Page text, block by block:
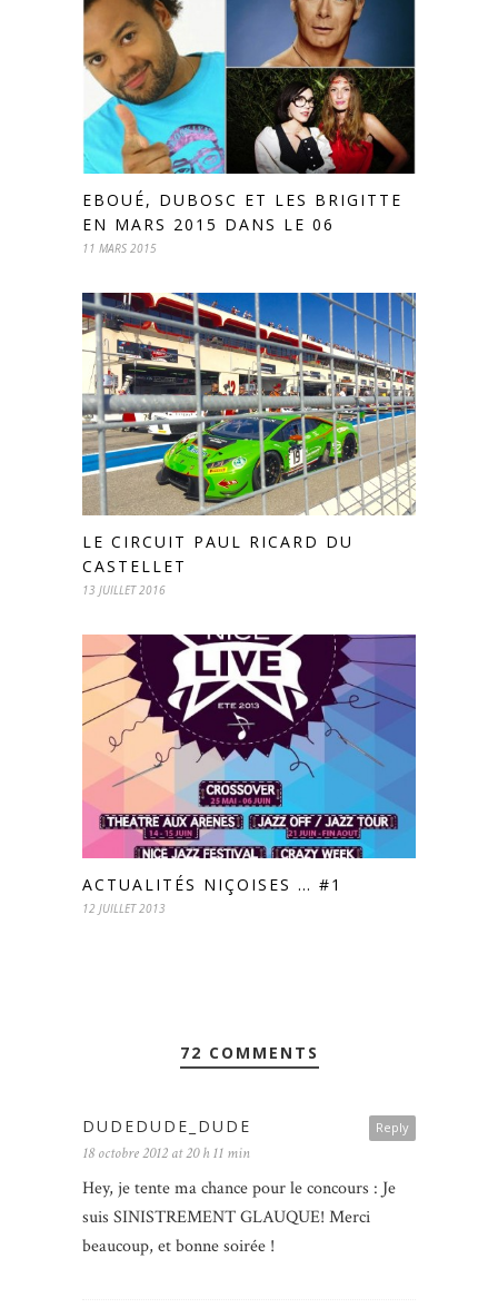
EBOUÉ, DUBOSC ET LES BRIGITTE
EN MARS 2015 DANS LE 06
11 MARS 2015
LE CIRCUIT PAUL RICARD DU
CASTELLET
13 JUILLET 2016
ACTUALITÉS NIÇOISES … #1
12 JUILLET 2013
72 COMMENTS
Reply
DUDEDUDE_DUDE
18 octobre 2012 at 20 h 11 min
Hey, je tente ma chance pour le concours : Je
suis SINISTREMENT GLAUQUE! Merci
beaucoup, et bonne soirée !